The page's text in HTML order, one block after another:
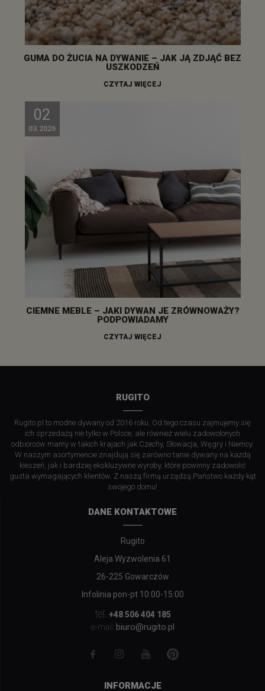
GUMA DO ŻUCIA NA DYWANIE – JAK JĄ ZDJĄĆ BEZ
USZKODZEŃ
CZYTAJ WIĘCEJ
02
03.2026
CIEMNE MEBLE – JAKI DYWAN JE ZRÓWNOWAŻY?
PODPOWIADAMY
CZYTAJ WIĘCEJ
RUGITO
Rugito.pl to modne dywany od 2016 roku. Od tego czasu zajmujemy się
ich sprzedażą nie tylko w Polsce, ale również wielu zadowolonych
odbiorców mamy w takich krajach jak Czechy, Słowacja, Węgry i Niemcy.
W naszym asortymencie znajdują się zarówno tanie dywany na każdą
kieszeń, jak i bardziej ekskluzywne wyroby, które powinny zadowolić
gusta wymagających klientów. Z naszą firmą urządzą Państwo każdy kąt
swojego domu!
DANE KONTAKTOWE
Rugito
Aleja Wyzwolenia 61
26-225 Gowarczów
Infolinia pon-pt 10:00-15:00
tel. +48 506 404 185
e-mail: biuro@rugito.pl
INFORMACJE